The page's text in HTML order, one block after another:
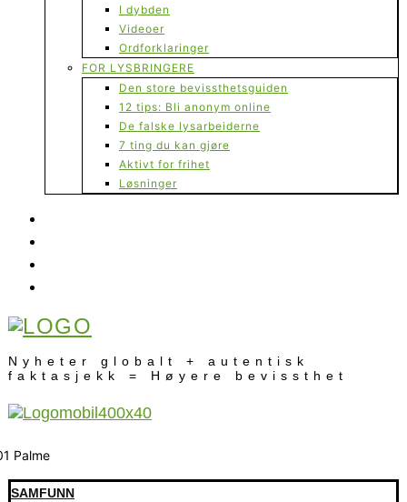
I dybden
Videoer
Ordforklaringer
FOR LYSBRINGERE
Den store bevissthetsguiden
12 tips: Bli anonym online
De falske lysarbeiderne
7 ting du kan gjøre
Aktivt for frihet
Løsninger
Nyheter globalt + autentisk
faktasjekk = Høyere bevissthet
SAMFUNN